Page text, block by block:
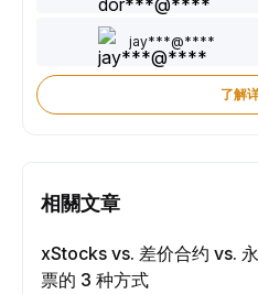
jay***@****
了解
相關文章
xStocks vs. 差价合约 vs.
票的 3 种方式